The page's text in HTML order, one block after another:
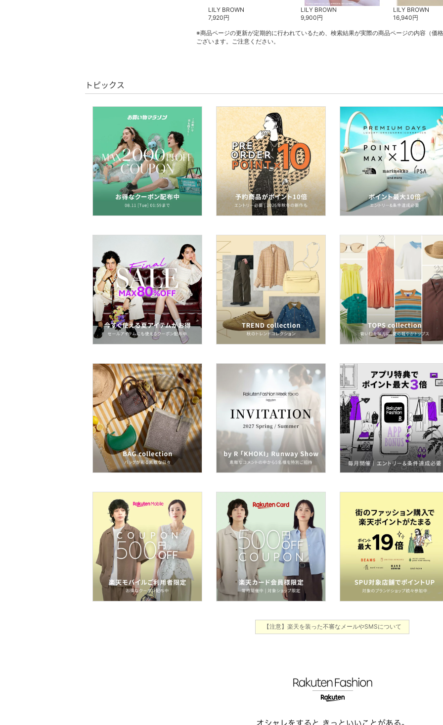
フレグランス
メイク道具・美容器具
コフレ・キット・セット
食器・調理器具・キッチ
スマホグッズ・オーディ
オ機器
スポーツ・アウトドア用
品
文房具
ペット用品
福袋・ギフト・その他
LILY BROWN
7,920円
LILY BROWN
9,900円
LILY BROWN
16,940円
※商品ページの更新が定期的に行われているため、検索結果が実際の商品ページの内容（価
ございます。ご注意ください。
トピックス
【注意】楽天を装った不審なメールやSMSについて